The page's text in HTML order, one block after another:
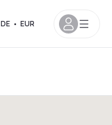
DE • EUR